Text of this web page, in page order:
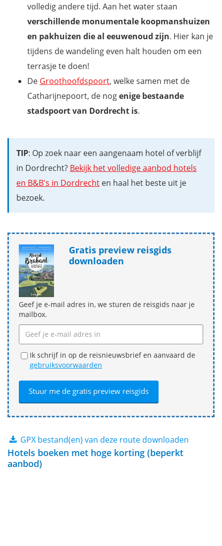
volledig andere tijd. Aan het water staan
verschillende monumentale koopmanshuizen
en pakhuizen die al eeuwenoud zijn. Hier kan je
tijdens de wandeling even halt houden om een
terrasje te doen!
De Groothoofdspoort, welke samen met de
Catharijnepoort, de nogenige bestaande
stadspoort van Dordrecht is.
TIP: Op zoek naar een aangenaam hotel of verblijf
in Dordrecht? Bekijk het volledige aanbod hotels
en B&B's in Dordrecht en haal het beste uit je
bezoek.
Gratis preview reisgids
downloaden
Geef je e-mail adres in, we sturen de reisgids naar je
mailbox.
Ik schrijf in op de reisnieuwsbrief en aanvaard de
gebruiksvoorwaarden
GPX bestand(en) van deze route downloaden
Hotels boeken met hoge korting (beperkt
aanbod)